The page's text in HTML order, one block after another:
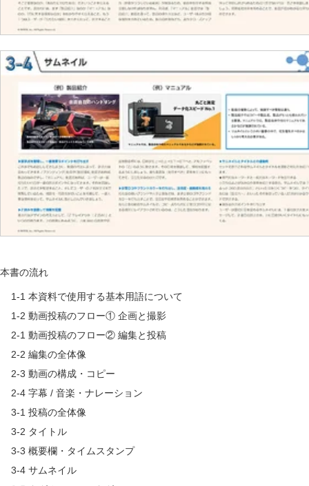
本書の流れ
1-1 本資料で使用する基本用語について
1-2 動画投稿のフロー① 企画と撮影
2-1 動画投稿のフロー② 編集と投稿
2-2 編集の全体像
2-3 動画の構成・コピー
2-4 字幕 / 音楽・ナレーション
3-1 投稿の全体像
3-2 タイトル
3-3 概要欄・タイムスタンプ
3-4 サムネイル